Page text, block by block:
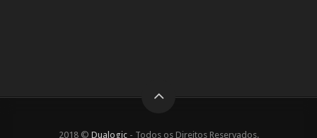
2018 © Dualogic- Todos os Direitos Reservados.